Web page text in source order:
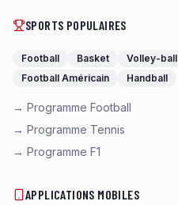
SPORTS POPULAIRES
Football Basket Volley-ball
Football Américain
Handball
→ Programme Football
→ Programme Tennis
→ Programme F1
APPLICATIONS MOBILES